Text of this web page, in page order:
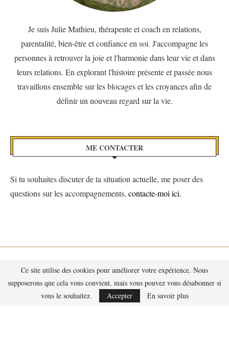
Je suis Julie Mathieu, thérapeute et coach en relations,
parentalité, bien-être et confiance en soi. J'accompagne les
personnes à retrouver la joie et l'harmonie dans leur vie et dans
leurs relations. En explorant l'histoire présente et passée nous
travaillons ensemble sur les blocages et les croyances afin de
définir un nouveau regard sur la vie.
ME CONTACTER
Si tu souhaites discuter de ta situation actuelle, me poser des
questions sur les accompagnements, contacte-moi ici.
Ce site utilise des cookies pour améliorer votre expérience. Nous
supposerons que cela vous convient, mais vous pouvez vous désabonner si
vous le souhaitez.
Accepter En savoir plus